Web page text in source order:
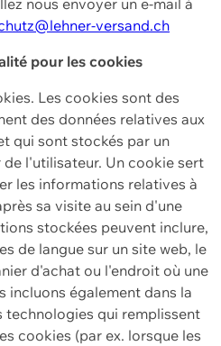
versand.ch
pour les cookies
Les cookies sont des
des données relatives aux
qui sont stockés par un
l'utilisateur. Un cookie sert
les informations relatives à
sa visite au sein d'une
stockées peuvent inclure,
de langue sur un site web, le
d'achat ou l'endroit où une
incluons également dans la
qui remplissent
cookies (par ex. lorsque les